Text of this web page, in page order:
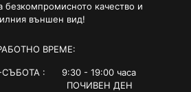
качество и
външен вид!
ВРЕМЕ:
: 9:30 - 19:00 часа
ПОЧИВЕН ДЕН